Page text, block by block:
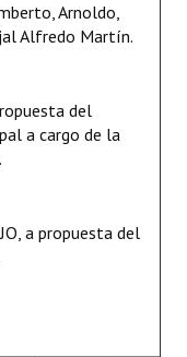
Arnoldo,
Alfredo Martín.
del
a cargo de la
a propuesta del